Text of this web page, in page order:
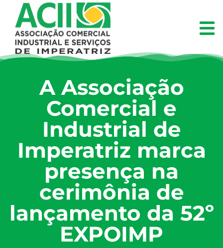
A Associação
Comercial e
Industrial de
Imperatriz marca
presença na
cerimônia de
lançamento da 52º
EXPOIMP